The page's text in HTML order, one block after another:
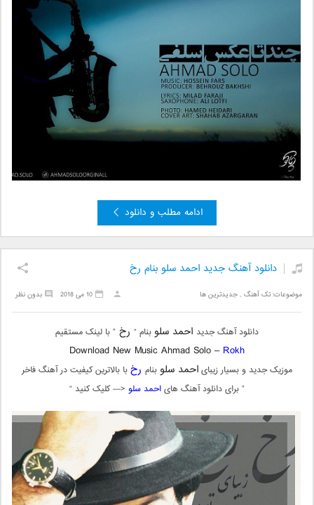
ادامه مطلب و دانلود
دانلود آهنگ جدید احمد سلو بنام رخ
موضوعات:تک آهنگ ,جدیدترین ها بدون نظر 10 می 2018
دانلود آهنگ جدید احمد سلو بنام “ رخ ” با لینک مستقیم
Download New Music Ahmad Solo – Rokh
موزیک جدید و بسیار زیبایاحمد سلو بنام رخبا بالاترین کیفیت در آهنگ فاخر
” برای دانلود آهنگ هایاحمد سلو <— کلیک کنید “